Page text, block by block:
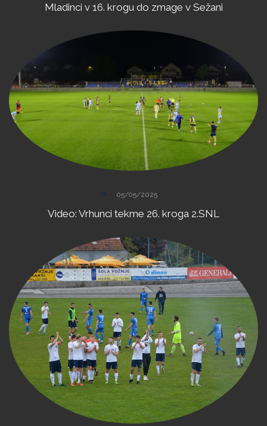
Mladinci v 16. krogu do zmage v Sežani
05/05/2025
Video: Vrhunci tekme 26. kroga 2.SNL